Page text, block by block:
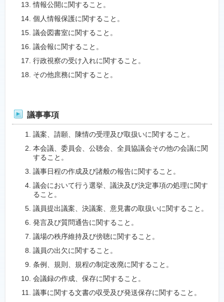
情報公開に関すること。
個人情報保護に関すること。
議会図書室に関すること。
議会報に関すること。
行政視察の受け入れに関すること。
その他庶務に関すること。
議事事項
議案、請願、陳情の受理及び取扱いに関すること。
本会議、委員会、公聴会、全員協議会その他の会議に関
すること。
議事日程の作成及び諸般の報告に関すること。
議会において行う選挙、議決及び決定事項の処理に関す
ること。
議員提出議案、決議案、意見書の取扱いに関すること。
発言及び質問通告に関すること。
議場の秩序維持及び傍聴に関すること。
議員の出欠に関すること。
条例、規則、規程の制定改廃に関すること。
会議録の作成、保存に関すること。
議事に関する文書の収受及び発送保存に関すること。